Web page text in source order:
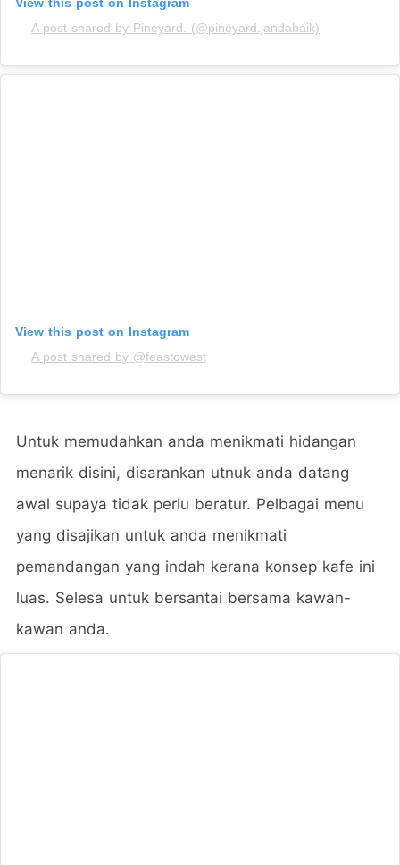
A post shared by Pineyard. (@pineyard.jandabaik)
View this post on Instagram
A post shared by @feastowest
Untuk memudahkan anda menikmati hidangan
menarik disini, disarankan utnuk anda datang
awal supaya tidak perlu beratur. Pelbagai menu
yang disajikan untuk anda menikmati
pemandangan yang indah kerana konsep kafe ini
luas. Selesa untuk bersantai bersama kawan-
kawan anda.